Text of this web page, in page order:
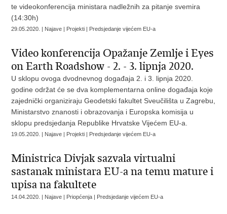
te videokonferencija ministara nadležnih za pitanje svemira
(14:30h)
29.05.2020. | Najave | Projekti | Predsjedanje vijećem EU-a
Video konferencija Opažanje Zemlje i Eyes
on Earth Roadshow - 2. - 3. lipnja 2020.
U sklopu ovoga dvodnevnog događaja 2. i 3. lipnja 2020.
godine održat će se dva komplementarna online događaja koje
zajednički organiziraju Geodetski fakultet Sveučilišta u Zagrebu,
Ministarstvo znanosti i obrazovanja i Europska komisija u
sklopu predsjedanja Republike Hrvatske Vijećem EU-a.
19.05.2020. | Najave | Projekti | Predsjedanje vijećem EU-a
Ministrica Divjak sazvala virtualni
sastanak ministara EU-a na temu mature i
upisa na fakultete
14.04.2020. | Najave | Priopćenja | Predsjedanje vijećem EU-a